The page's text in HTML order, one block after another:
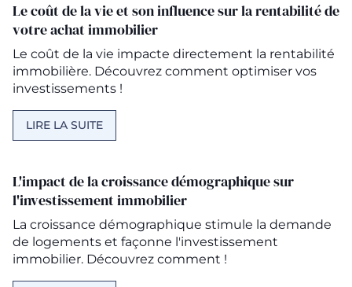
Le coût de la vie et son influence sur la rentabilité de
votre achat immobilier
Le coût de la vie impacte directement la rentabilité
immobilière. Découvrez comment optimiser vos
investissements !
LIRE LA SUITE
L'impact de la croissance démographique sur
l'investissement immobilier
La croissance démographique stimule la demande
de logements et façonne l'investissement
immobilier. Découvrez comment !